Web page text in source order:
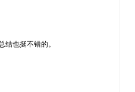
结也挺不错的。